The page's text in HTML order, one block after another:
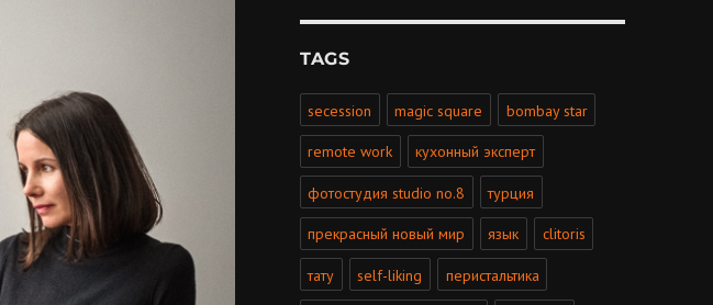
TAGS
secession magic square bombay star
remote work кухонный эксперт
фотостудия studio no.8 турция
прекрасный новый мир язык clitoris
тату self-liking перистальтика